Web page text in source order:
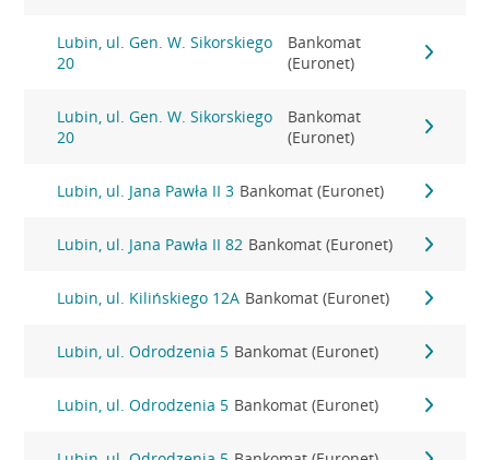
Lubin, ul. Gen. W. Sikorskiego
20
Bankomat
(Euronet)
Lubin, ul. Gen. W. Sikorskiego
20
Bankomat
(Euronet)
Lubin, ul. Jana Pawła II 3 Bankomat (Euronet)
Lubin, ul. Jana Pawła II 82 Bankomat (Euronet)
Lubin, ul. Kilińskiego 12A Bankomat (Euronet)
Lubin, ul. Odrodzenia 5 Bankomat (Euronet)
Lubin, ul. Odrodzenia 5 Bankomat (Euronet)